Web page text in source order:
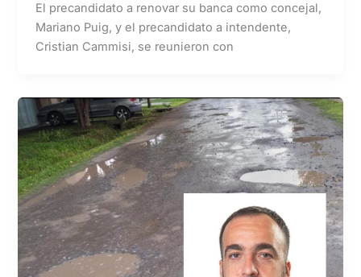
El precandidato a renovar su banca como concejal,
Mariano Puig, y el precandidato a intendente,
Cristian Cammisi, se reunieron con